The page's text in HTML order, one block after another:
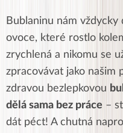
Bublaninu nám vždycky
ovoce, které rostlo
zrychlená a nikomu se
zpracovávat jako našim
zdravou bezlepkovou
dělá sama bez práce –
dát péct! A chutná